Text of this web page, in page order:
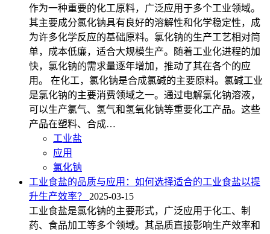
作为一种重要的化工原料，广泛应用于多个工业领域。
其主要成分氯化钠具有良好的溶解性和化学稳定性，成
为许多化学反应的基础原料。氯化钠的生产工艺相对简
单，成本低廉，适合大规模生产。随着工业化进程的加
快，氯化钠的需求量逐年增加，推动了其在各个的应
用。 在化工，氯化钠是合成氯碱的主要原料。氯碱工业
是氯化钠的主要消费领域之一。通过电解氯化钠溶液，
可以生产氯气、氢气和氢氧化钠等重要化工产品。这些
产品在塑料、合成…
工业盐
应用
氯化钠
工业食盐的品质与应用：如何选择适合的工业食盐以提
升生产效率？
2025-03-15
工业食盐是氯化钠的主要形式，广泛应用于化工、制
药、食品加工等多个领域。其品质直接影响生产效率和